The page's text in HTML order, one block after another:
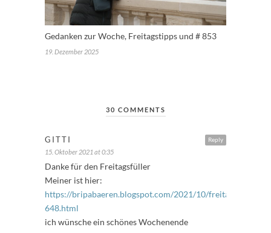
Gedanken zur Woche, Freitagstipps und # 853
19. Dezember 2025
30 COMMENTS
Reply
GITTI
15. Oktober 2021 at 0:35
Danke für den Freitagsfüller
Meiner ist hier:
https://bripabaeren.blogspot.com/2021/10/freitagsfuller-
648.html
ich wünsche ein schönes Wochenende